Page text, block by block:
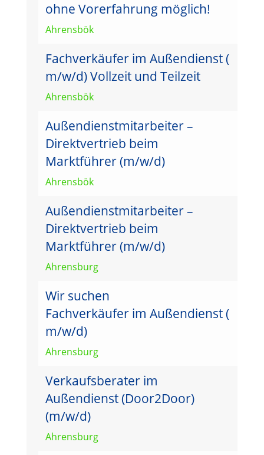
ohne Vorerfahrung möglich!
Ahrensbök
Fachverkäufer im Außendienst (
m/w/d) Vollzeit und Teilzeit
Ahrensbök
Außendienstmitarbeiter –
Direktvertrieb beim
Marktführer (m/w/d)
Ahrensbök
Außendienstmitarbeiter –
Direktvertrieb beim
Marktführer (m/w/d)
Ahrensburg
Wir suchen
Fachverkäufer im Außendienst (
m/w/d)
Ahrensburg
Verkaufsberater im
Außendienst (Door2Door)
(m/w/d)
Ahrensburg